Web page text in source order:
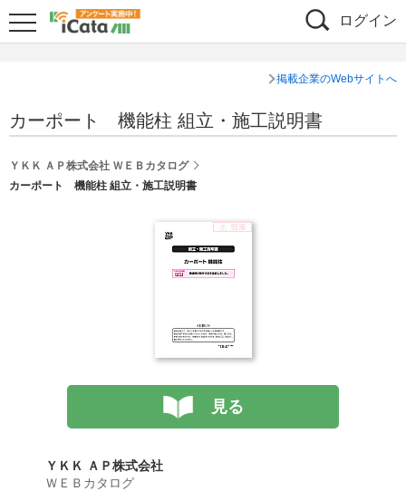
ログイン
掲載企業のWebサイトへ
カーポート 機能柱 組立・施工説明書
ＹＫＫ ＡＰ株式会社 ＷＥＢカタログ
カーポート 機能柱 組立・施工説明書
見る
ＹＫＫ ＡＰ株式会社
ＷＥＢカタログ